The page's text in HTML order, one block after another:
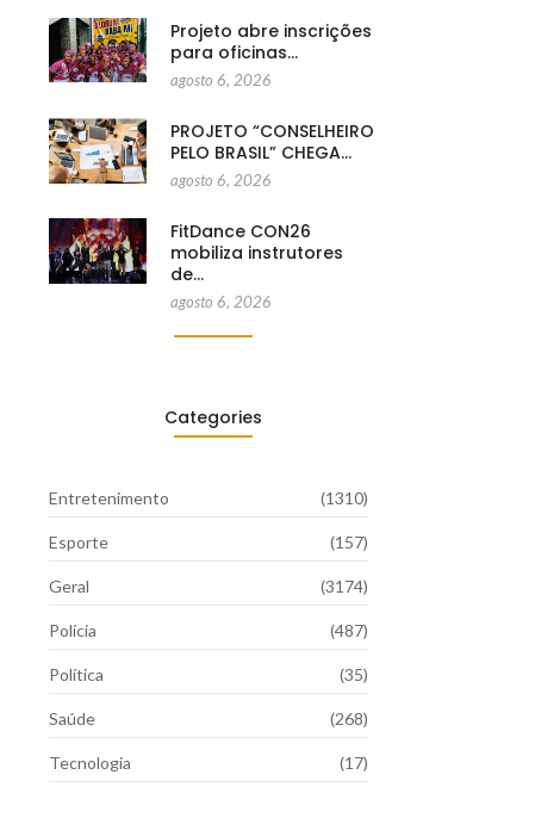
Projeto abre inscrições
para oficinas…
agosto 6, 2026
PROJETO “CONSELHEIRO
PELO BRASIL” CHEGA…
agosto 6, 2026
FitDance CON26
mobiliza instrutores
de…
agosto 6, 2026
Categories
Entretenimento (1310)
Esporte (157)
Geral (3174)
Polícia (487)
Política (35)
Saúde (268)
Tecnologia (17)